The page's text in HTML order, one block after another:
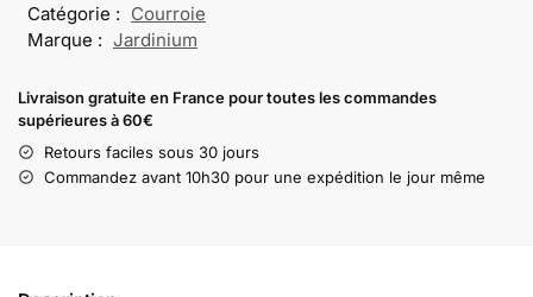
Catégorie : Courroie
Marque : Jardinium
Livraison gratuite en France pour toutes les commandes
supérieures à 60€
Retours faciles sous 30 jours
Commandez avant 10h30 pour une expédition le jour même